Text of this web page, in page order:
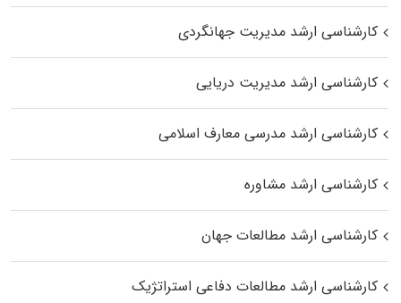
کارشناسی ارشد مدیریت جهانگردی
کارشناسی ارشد مدیریت دریایی
کارشناسی ارشد مدرسی معارف اسلامی
کارشناسی ارشد مشاوره
کارشناسی ارشد مطالعات جهان
کارشناسی ارشد مطالعات دفاعی استراتژیک